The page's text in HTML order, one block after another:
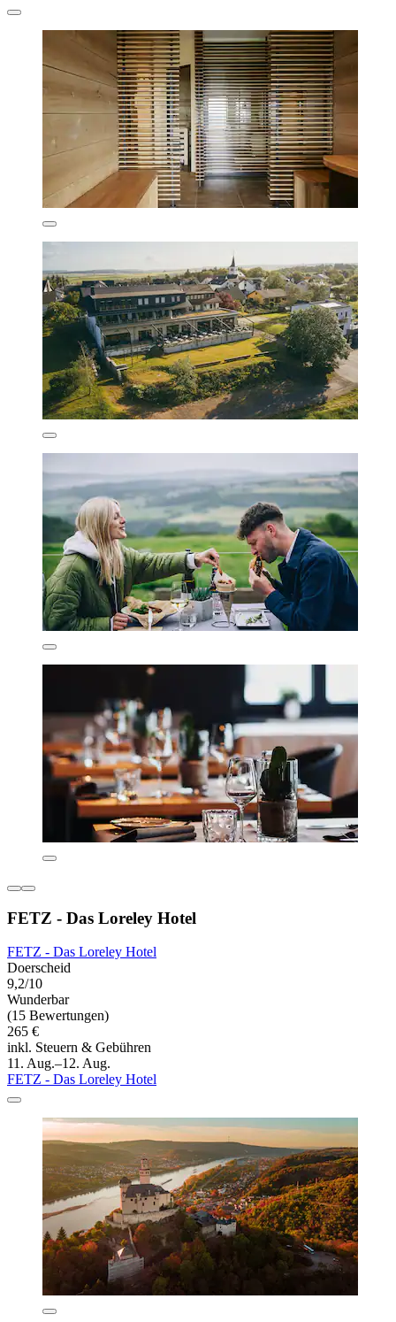
FETZ - Das Loreley Hotel
FETZ - Das Loreley Hotel
Doerscheid
9,2/10
Wunderbar
(15 Bewertungen)
265 €
inkl. Steuern & Gebühren
11. Aug.–12. Aug.
FETZ - Das Loreley Hotel